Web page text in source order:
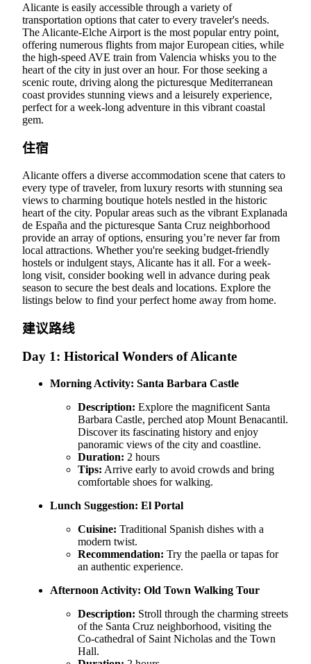
Alicante is easily accessible through a variety of
transportation options that cater to every traveler's needs.
The Alicante-Elche Airport is the most popular entry point,
offering numerous flights from major European cities, while
the high-speed AVE train from Valencia whisks you to the
heart of the city in just over an hour. For those seeking a
scenic route, driving along the picturesque Mediterranean
coast provides stunning views and a leisurely experience,
perfect for a week-long adventure in this vibrant coastal
gem.
住宿
Alicante offers a diverse accommodation scene that caters to
every type of traveler, from luxury resorts with stunning sea
views to charming boutique hotels nestled in the historic
heart of the city. Popular areas such as the vibrant Explanada
de España and the picturesque Santa Cruz neighborhood
provide an array of options, ensuring you’re never far from
local attractions. Whether you're seeking budget-friendly
hostels or indulgent stays, Alicante has it all. For a week-
long visit, consider booking well in advance during peak
season to secure the best deals and locations. Explore the
listings below to find your perfect home away from home.
建议路线
Day 1: Historical Wonders of Alicante
Morning Activity: Santa Barbara Castle
Description: Explore the magnificent Santa
Barbara Castle, perched atop Mount Benacantil.
Discover its fascinating history and enjoy
panoramic views of the city and coastline.
Duration: 2 hours
Tips: Arrive early to avoid crowds and bring
comfortable shoes for walking.
Lunch Suggestion: El Portal
Cuisine: Traditional Spanish dishes with a
modern twist.
Recommendation: Try the paella or tapas for
an authentic experience.
Afternoon Activity: Old Town Walking Tour
Description: Stroll through the charming streets
of the Santa Cruz neighborhood, visiting the
Co-cathedral of Saint Nicholas and the Town
Hall.